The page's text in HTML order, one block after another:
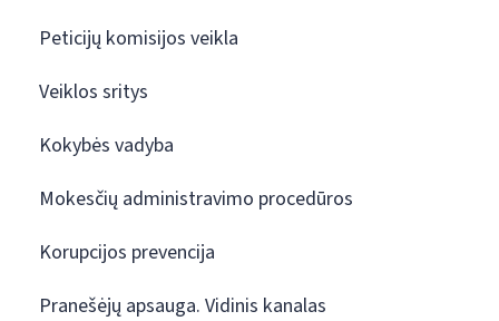
Peticijų komisijos veikla
Veiklos sritys
Kokybės vadyba
Mokesčių administravimo procedūros
Korupcijos prevencija
Pranešėjų apsauga. Vidinis kanalas